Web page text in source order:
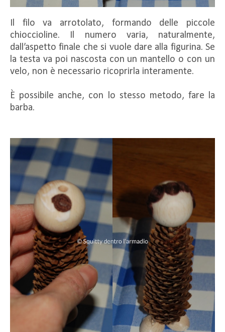
Il filo va arrotolato, formando delle piccole
chioccioline. Il numero varia, naturalmente,
dall’aspetto finale che si vuole dare alla figurina. Se
la testa va poi nascosta con un mantello o con un
velo, non è necessario ricoprirla interamente.
È possibile anche, con lo stesso metodo, fare la
barba.